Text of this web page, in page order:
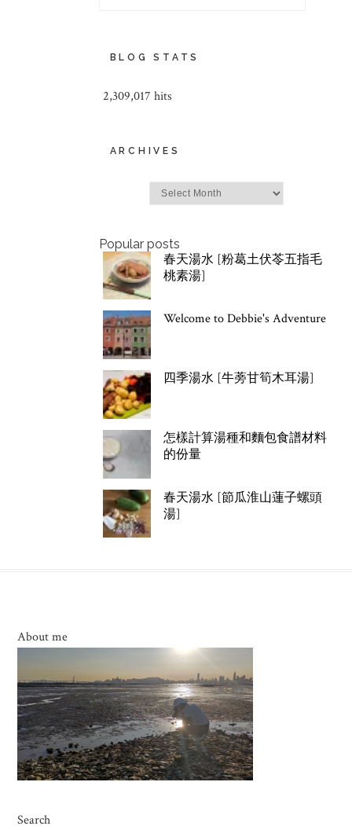
BLOG STATS
2,309,017 hits
ARCHIVES
Popular posts
春天湯水 [粉葛土伏苓五指毛
桃素湯]
Welcome to Debbie's Adventure
四季湯水 [牛蒡甘筍木耳湯]
怎樣計算湯種和麵包食譜材料
的份量
春天湯水 [節瓜淮山蓮子螺頭
湯]
About me
Search